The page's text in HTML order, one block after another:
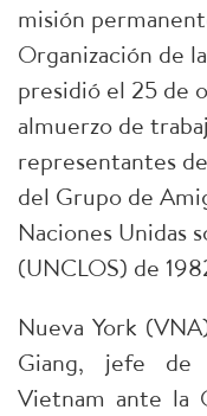
misión
Organización de
presidió el 25 de
almuerzo de
representantes
del Grupo de
Naciones Unidas
(UNCLOS) de
Nueva York
Giang, jefe de
Vietnam ante la